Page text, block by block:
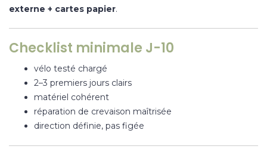
externe + cartes papier.
Checklist minimale J-10
vélo testé chargé
2–3 premiers jours clairs
matériel cohérent
réparation de crevaison maîtrisée
direction définie, pas figée